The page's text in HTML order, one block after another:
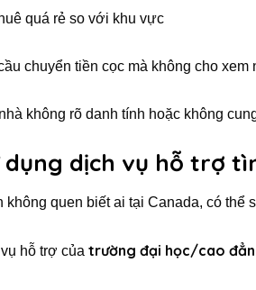
quá rẻ so với khu vực
chuyển tiền cọc mà không cho xem
không rõ danh tính hoặc không
dụng dịch vụ hỗ trợ
không quen biết ai tại Canada, có
hỗ trợ của trường đại học/cao